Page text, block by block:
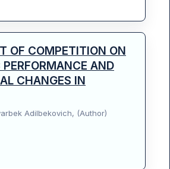
OF COMPETITION ON
AND
CHANGES IN
Adilbekovich, (Author)